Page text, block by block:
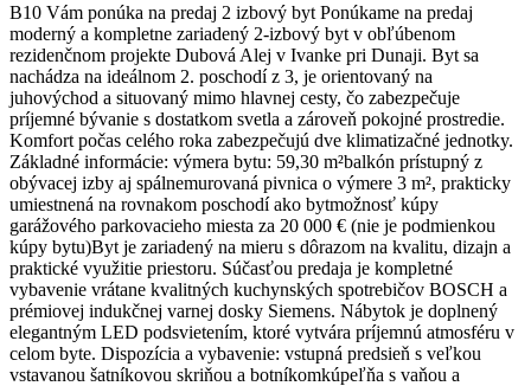
B10 Vám ponúka na predaj 2 izbový byt Ponúkame na predaj
moderný a kompletne zariadený 2-izbový byt v obľúbenom
rezidenčnom projekte Dubová Alej v Ivanke pri Dunaji. Byt sa
nachádza na ideálnom 2. poschodí z 3, je orientovaný na
juhovýchod a situovaný mimo hlavnej cesty, čo zabezpečuje
príjemné bývanie s dostatkom svetla a zároveň pokojné prostredie.
Komfort počas celého roka zabezpečujú dve klimatizačné jednotky.
Základné informácie: výmera bytu: 59,30 m²balkón prístupný z
obývacej izby aj spálnemurovaná pivnica o výmere 3 m², prakticky
umiestnená na rovnakom poschodí ako bytmožnosť kúpy
garážového parkovacieho miesta za 20 000 € (nie je podmienkou
kúpy bytu)Byt je zariadený na mieru s dôrazom na kvalitu, dizajn a
praktické využitie priestoru. Súčasťou predaja je kompletné
vybavenie vrátane kvalitných kuchynských spotrebičov BOSCH a
prémiovej indukčnej varnej dosky Siemens. Nábytok je doplnený
elegantným LED podsvietením, ktoré vytvára príjemnú atmosféru v
celom byte. Dispozícia a vybavenie: vstupná predsieň s veľkou
vstavanou šatníkovou skriňou a botníkomkúpeľňa s vaňou a